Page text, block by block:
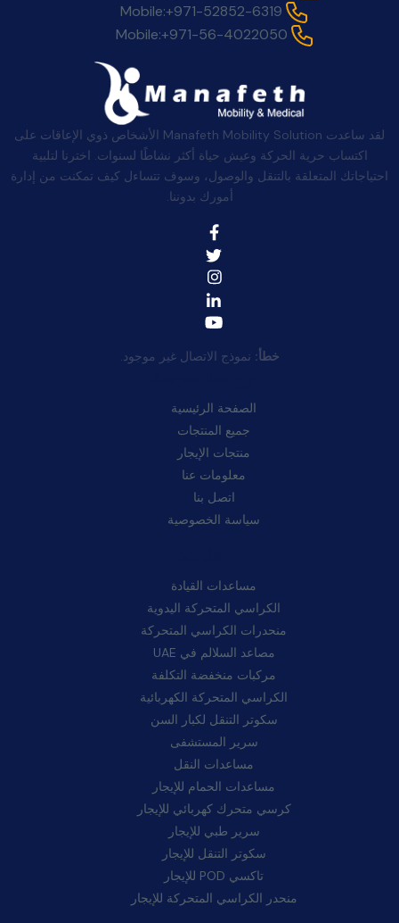
Mobile:+971-52852-6319
Mobile:+971-56-4022050
لقد ساعدت Manafeth Mobility Solution الأشخاص ذوي الإعاقات على
اكتساب حرية الحركة وعيش حياة أكثر نشاطًا لسنوات. اخترنا لتلبية
احتياجاتك المتعلقة بالتنقل والوصول، وسوف تتساءل كيف تمكنت من إدارة
أمورك بدوننا.
خطأ: نموذج الاتصال غير موجود.
الصفحة الرئيسية
جميع المنتجات
منتجات الإيجار
معلومات عنا
اتصل بنا
سياسة الخصوصية
مساعدات القيادة
الكراسي المتحركة اليدوية
منحدرات الكراسي المتحركة
مصاعد السلالم في UAE
مركبات منخفضة التكلفة
الكراسي المتحركة الكهربائية
سكوتر التنقل لكبار السن
سرير المستشفى
مساعدات النقل
مساعدات الحمام للإيجار
كرسي متحرك كهربائي للإيجار
سرير طبي للإيجار
سكوتر التنقل للإيجار
تاكسي POD للإيجار
منحدر الكراسي المتحركة للإيجار